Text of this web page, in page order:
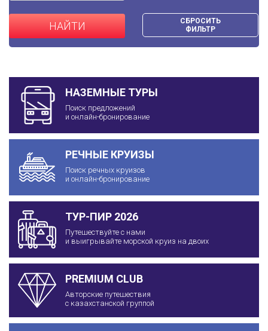
НАЙТИ
СБРОСИТЬ
ФИЛЬТР
НАЗЕМНЫЕ ТУРЫ
Поиск предложений
и онлайн-бронирование
РЕЧНЫЕ КРУИЗЫ
Поиск речных круизов
и онлайн-бронирование
ТУР-ПИР 2026
Путешествуйте с нами
и выигрывайте морской круиз на двоих
PREMIUM CLUB
Авторские путешествия
с казахстанской группой